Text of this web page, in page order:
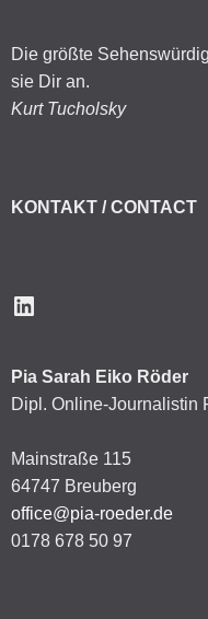
Die größte
sie Dir an.
Kurt Tucholsky
KONTAKT / CONTACT
LinkedIn
Pia Sarah Eiko Röder
Dipl. Online-Journalistin
Mainstraße 115
64747 Breuberg
office@pia-roeder.de
0178 678 50 97